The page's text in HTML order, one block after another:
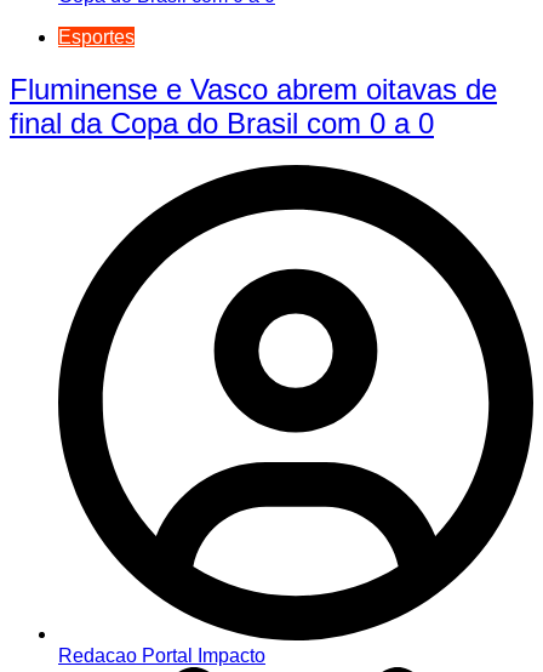
Esportes
Fluminense e Vasco abrem oitavas de
final da Copa do Brasil com 0 a 0
Redacao Portal Impacto